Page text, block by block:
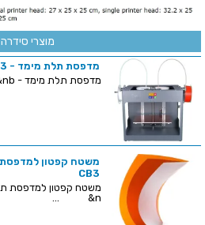
מוצרי סידרה
מדפסת תלת מימד - CRAFTBOT 3
מדפסת תלת מימד - CRAFTBOT 3 &nb...
CB3
&n...